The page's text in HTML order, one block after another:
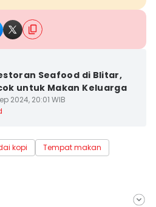
Seafood di Blitar,
untuk Makan Keluarga
2024, 20:01 WIB
kopi
Tempat makan